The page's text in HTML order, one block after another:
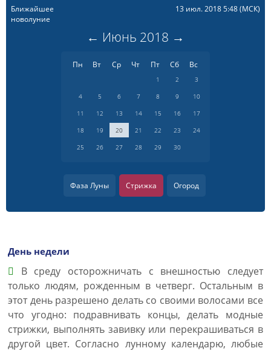
Ближайшее
новолуние
13 июл. 2018 5:48(МСК)
← Июнь 2018 →
Пн Вт Ср Чт Пт Сб Вс
1 2
3
4
5 6 7 8 9
10
11
12 13 14 15 16
17
18
19 20 21 22 23
24
25
26 27 28 29 30
Фаза Луны Стрижка Огород
День недели
В среду осторожничать с внешностью следует
только людям, рожденным в четверг. Остальным в
этот день разрешено делать со своими волосами все
что угодно: подравнивать концы, делать модные
стрижки, выполнять завивку или перекрашиваться в
другой цвет. Согласно лунному календарю, любые